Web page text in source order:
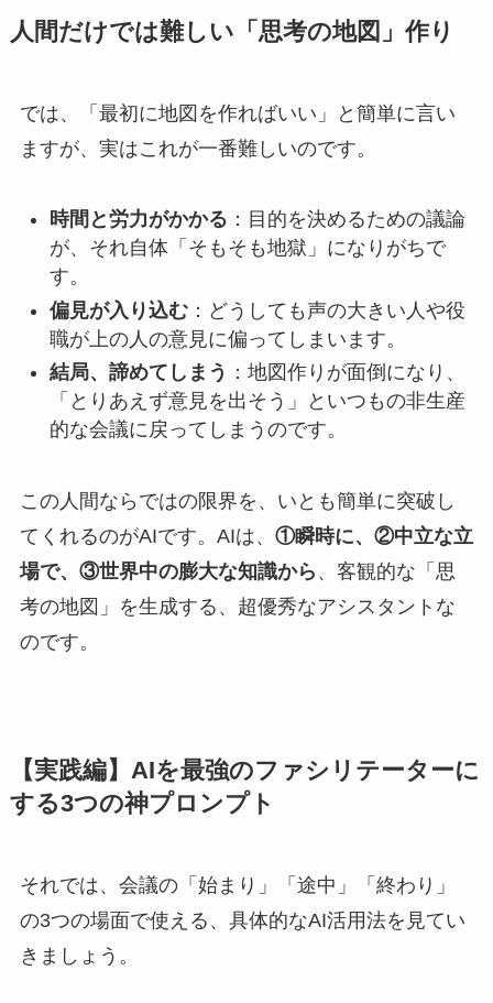
人間だけでは難しい「思考の地図」作り
では、「最初に地図を作ればいい」と簡単に言い
ますが、実はこれが一番難しいのです。
時間と労力がかかる ：目的を決めるための議論
が、それ自体「そもそも地獄」になりがちで
す。
偏見が入り込む：どうしても声の大きい人や役
職が上の人の意見に偏ってしまいます。
結局、諦めてしまう ：地図作りが面倒になり、
「とりあえず意見を出そう」といつもの非生産
的な会議に戻ってしまうのです。
この人間ならではの限界を、いとも簡単に突破し
てくれるのがAIです。AIは、 ①瞬時に、②中立な立
場で、③世界中の膨大な知識から 、客観的な「思
考の地図」を生成する、超優秀なアシスタントな
のです。
【実践編】AIを最強のファシリテーターに
する3つの神プロンプト
それでは、会議の「始まり」「途中」「終わり」
の3つの場面で使える、具体的なAI活用法を見てい
きましょう。